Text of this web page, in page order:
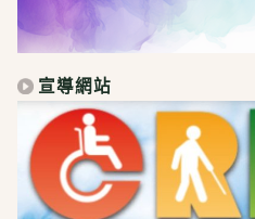
宣導網站